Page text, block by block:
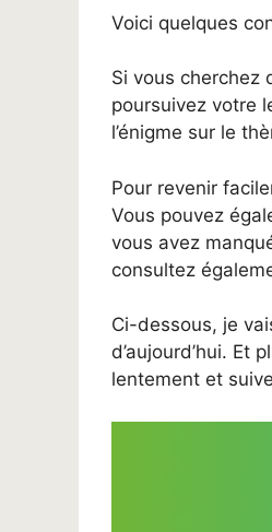
Voici quelques
Si vous cherchez
poursuivez votre
l’énigme sur le
Pour revenir
Vous pouvez
vous avez
consultez
Ci-dessous, je
d’aujourd’hui. Et
lentement et